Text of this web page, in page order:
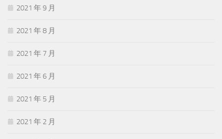
2021 年 9 月
2021 年 8 月
2021 年 7 月
2021 年 6 月
2021 年 5 月
2021 年 2 月